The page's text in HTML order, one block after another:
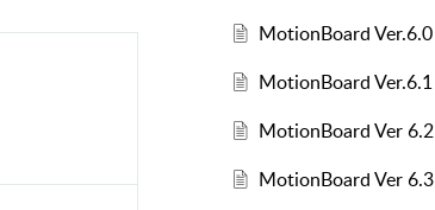
MotionBoard Ver.6.0
MotionBoard Ver.6.1
MotionBoard Ver 6.2
MotionBoard Ver 6.3